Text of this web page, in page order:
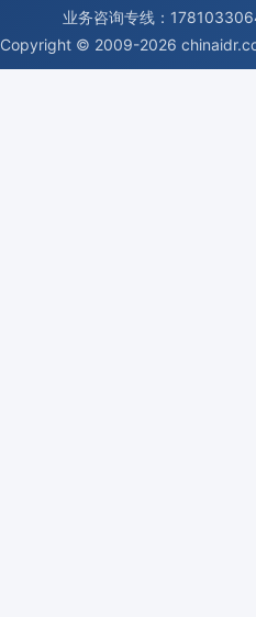
业务咨询专线：
Copyright © 2009-2026